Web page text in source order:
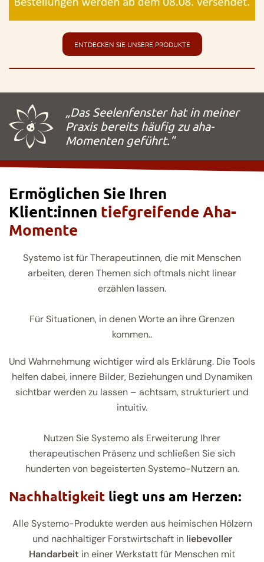
ENTDECKEN SIE UNSERE PRODUKTE
„Das Seelenfenster hat in meiner
Praxis bereits häufig zu aha-
Momenten geführt.“
Ermöglichen Sie Ihren
Klient:innen tiefgreifende Aha-
Momente
Systemo ist für Therapeut:innen, die mit Menschen
arbeiten, deren Themen sich oftmals nicht linear
erzählen lassen.
Für Situationen, in denen Worte an ihre Grenzen
kommen..
Und Wahrnehmung wichtiger wird als Erklärung. Die Tools
helfen dabei, innere Bilder, Beziehungen und Dynamiken
sichtbar werden zu lassen – achtsam, strukturiert und
intuitiv.
Nutzen Sie Systemo als Erweiterung Ihrer
therapeutischen Präsenz und schließen Sie sich
hunderten von begeisterten Systemo-Nutzern an.
Nachhaltigkeit liegt uns am Herzen:
Alle Systemo-Produkte werden aus heimischen Hölzern
und nachhaltiger Forstwirtschaft in liebevoller
Handarbeit in einer Werkstatt für Menschen mit